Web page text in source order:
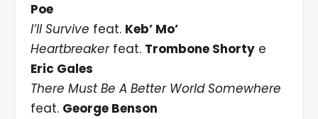
Poe
I’ll Survive feat. Keb’ Mo’
Heartbreakerfeat. Trombone Shortye
Eric Gales
There Must Be A Better World Somewhere
feat. George Benson